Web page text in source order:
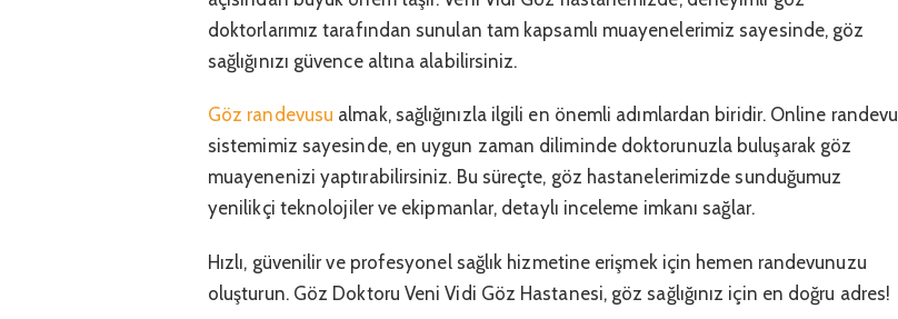
doktorlarımız tarafından sunulan tam kapsamlı muayenelerimiz sayesinde, göz
sağlığınızı güvence altına alabilirsiniz.
Göz randevusu almak, sağlığınızla ilgili en önemli adımlardan biridir. Online randevu
sistemimiz sayesinde, en uygun zaman diliminde doktorunuzla buluşarak göz
muayenenizi yaptırabilirsiniz. Bu süreçte, göz hastanelerimizde sunduğumuz
yenilikçi teknolojiler ve ekipmanlar, detaylı inceleme imkanı sağlar.
Hızlı, güvenilir ve profesyonel sağlık hizmetine erişmek için hemen randevunuzu
oluşturun. Göz Doktoru Veni Vidi Göz Hastanesi, göz sağlığınız için en doğru adres!